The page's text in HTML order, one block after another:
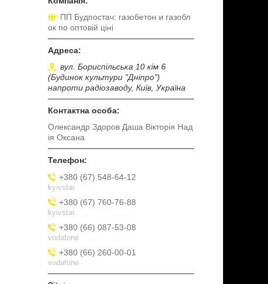
ПП Будпостач: газобетон и газобл
ок по оптовій ціні
вул. Бориспільська 10 кім 6
(Будинок культури "Дніпро")
напроти радіозаводу, Київ, Україна
Олександр Здоров Даша Вікторія Над
ія Оксана
+380 (67) 548-64-12
kyivstar
+380 (67) 760-76-88
kyivstar
+380 (66) 087-53-08
vodafone
+380 (66) 260-00-01
vodafone